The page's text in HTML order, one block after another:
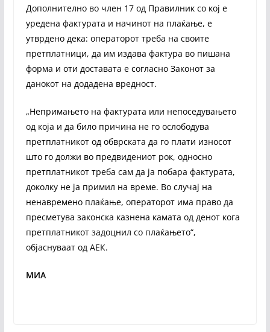
Дополнително во член 17 од Правилник со кој е
уредена фактурата и начинот на плаќање, е
утврдено дека: операторот треба на своите
претплатници, да им издава фактура во пишана
форма и оти доставата е согласно Законот за
данокот на додадена вредност.
„Непримањето на фактурата или непоседувањето
од која и да било причина не го ослободува
претплатникот од обврската да го плати износот
што го должи во предвидениот рок, односно
претплатникот треба сам да ја побара фактурата,
доколку не ја примил на време. Во случај на
ненавремено плаќање, операторот има право да
пресметува законска казнена камата од денот кога
претплатникот задоцнил со плаќањето“,
објаснуваат од АЕК.
МИА